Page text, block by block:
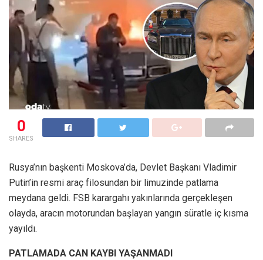
0
SHARES
Rusya’nın başkenti Moskova’da, Devlet Başkanı Vladimir
Putin’in resmi araç filosundan bir limuzinde patlama
meydana geldi. FSB karargahı yakınlarında gerçekleşen
olayda, aracın motorundan başlayan yangın süratle iç kısma
yayıldı.
PATLAMADA CAN KAYBI YAŞANMADI